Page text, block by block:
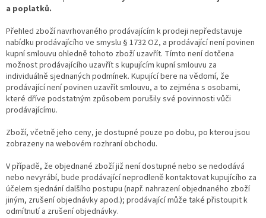
a poplatků.
Přehled zboží navrhovaného prodávajícím k prodeji nepředstavuje
nabídku prodávajícího ve smyslu § 1732 OZ, a prodávající není povinen
kupní smlouvu ohledně tohoto zboží uzavřít. Tímto není dotčena
možnost prodávajícího uzavřít s kupujícím kupní smlouvu za
individuálně sjednaných podmínek. Kupující bere na vědomí, že
prodávající není povinen uzavřít smlouvu, a to zejména s osobami,
které dříve podstatným způsobem porušily své povinnosti vůči
prodávajícímu.
Zboží, včetně jeho ceny, je dostupné pouze po dobu, po kterou jsou
zobrazeny na webovém rozhraní obchodu.
V případě, že objednané zboží již není dostupné nebo se nedodává
nebo nevyrábí, bude prodávající neprodleně kontaktovat kupujícího za
účelem sjednání dalšího postupu (např. nahrazení objednaného zboží
jiným, zrušení objednávky apod.); prodávající může také přistoupit k
odmítnutí a zrušení objednávky.